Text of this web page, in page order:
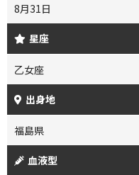
8月31日
星座
乙女座
出身地
福島県
血液型